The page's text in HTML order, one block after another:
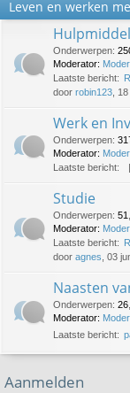
Leven en werken
Onderwerpen:
Moderator:
Laatste bericht:
door robin123 ,
Werk en
Onderwerpen:
Moderator:
Laatste bericht:
Studie
Onderwerpen: 51
Moderator:
Laatste bericht:
door agnes , 03
Naasten
Onderwerpen: 26
Moderator:
Laatste bericht:
Aanmelden